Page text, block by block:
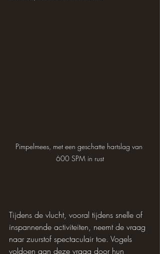
Pimpelmees, met een geschatte hartslag van
600 SPM in rust
Tijdens de vlucht, vooral tijdens snelle of
inspannende activiteiten, neemt de vraag
naar zuurstof spectaculair toe. Vogels
voldoen aan deze vraag door hun